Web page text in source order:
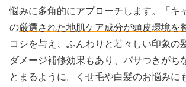
悩みに多角的にアプローチします。「キ
の厳選された地肌ケア成分が頭皮環境を
コシを与え、ふんわりと若々しい印象の
ダメージ補修効果もあり、パサつきがち
とまるように。くせ毛や白髪のお悩みに